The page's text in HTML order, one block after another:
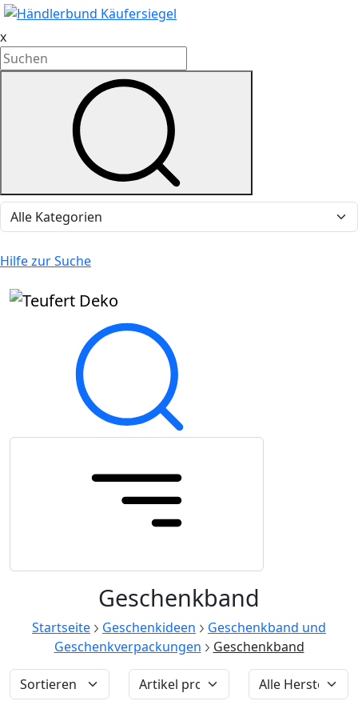
x
Hilfe zur Suche
Geschenkband
Startseite Geschenkideen
Geschenkband und
Geschenkverpackungen
Geschenkband